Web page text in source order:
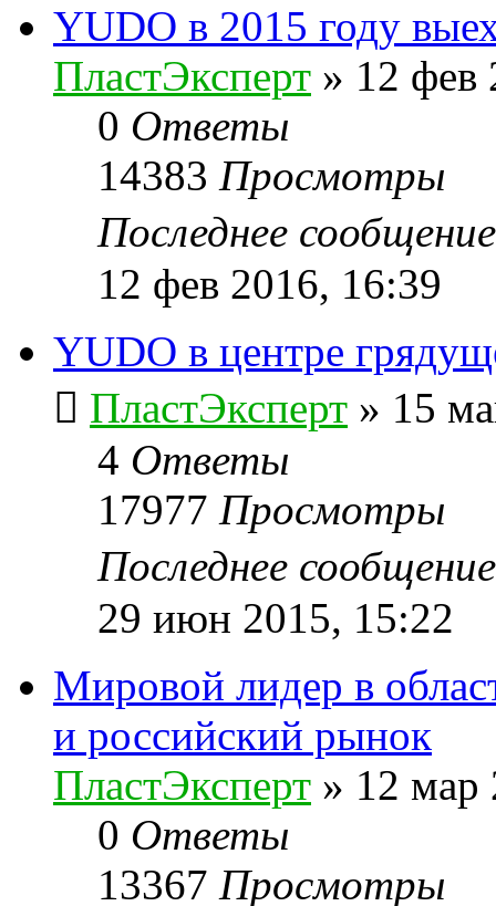
YUDO в 2015 году
ПластЭксперт » 12 фев
0 Ответы
14383 Просмотры
Последнее
12 фев 2016, 16:39
YUDO в центре
ПластЭксперт » 15
4 Ответы
17977 Просмотры
Последнее
29 июн 2015, 15:22
Мировой лидер в
и российский рынок
ПластЭксперт » 12 мар
0 Ответы
13367 Просмотры